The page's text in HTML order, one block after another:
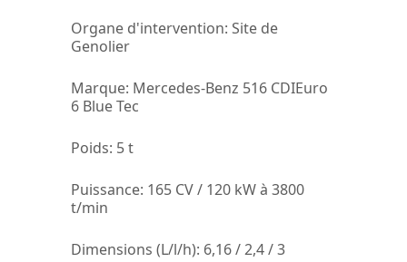
Organe d'intervention: Site de
Genolier
Marque: Mercedes-Benz 516 CDIEuro
6 Blue Tec
Poids: 5 t
Puissance: 165 CV / 120 kW à 3800
t/min
Dimensions (L/l/h): 6,16 / 2,4 / 3